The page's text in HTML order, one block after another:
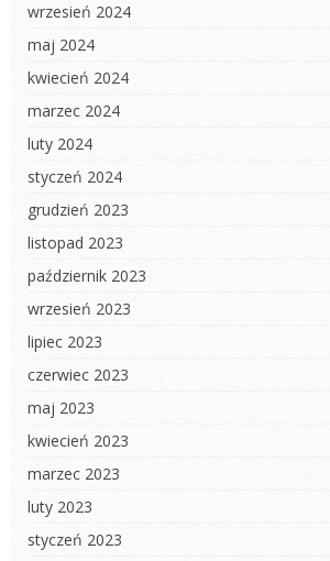
wrzesień 2024
maj 2024
kwiecień 2024
marzec 2024
luty 2024
styczeń 2024
grudzień 2023
listopad 2023
październik 2023
wrzesień 2023
lipiec 2023
czerwiec 2023
maj 2023
kwiecień 2023
marzec 2023
luty 2023
styczeń 2023